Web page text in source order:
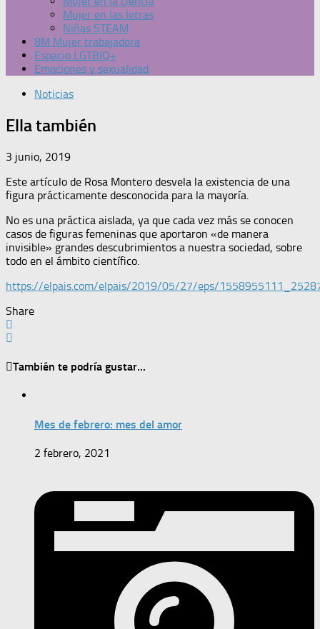
Mujer en las letras
Niñas STEAM
8M Mujer trabajadora
Espacio LGTBIQ+
Emociones y sexualidad
Noticias
Ella también
3 junio, 2019
Este artículo de Rosa Montero desvela la existencia de una
figura prácticamente desconocida para la mayoría.
No es una práctica aislada, ya que cada vez más se conocen
casos de figuras femeninas que aportaron «de manera
invisible» grandes descubrimientos a nuestra sociedad, sobre
todo en el ámbito científico.
https://elpais.com/elpais/2019/05/27/eps/
Share
También te podría gustar...
Mes de febrero: mes del amor
2 febrero, 2021